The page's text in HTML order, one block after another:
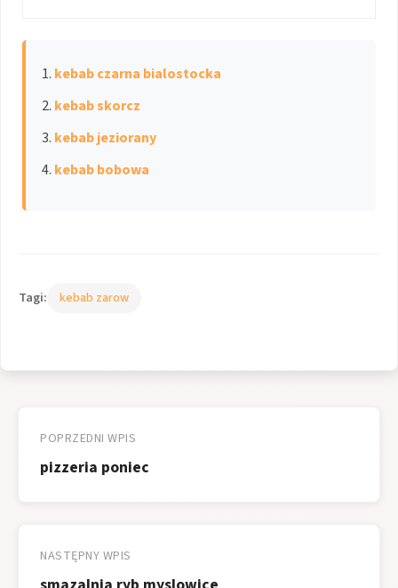
kebab czarna bialostocka
kebab skorcz
kebab jeziorany
kebab bobowa
Tagi: kebab zarow
wpisu
POPRZEDNI WPIS
pizzeria poniec
NASTĘPNY WPIS